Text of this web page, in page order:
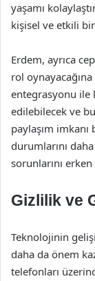
yaşamı
kişisel ve etkili
Erdem, ayrıca
rol
entegrasyonu ile
edilebilecek ve
paylaşım
durumlarını
sorunlarını
Gizlilik ve
Teknolojinin
daha da önem
telefonları